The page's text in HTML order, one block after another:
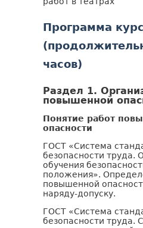
Программа
часов)
Раздел 1.
повышенной
Понятие работ
опасности
ГОСТ «Система
безопасности труда.
обучения
положения».
повышенной
наряду-допуску.
ГОСТ «Система
безопасности труда.